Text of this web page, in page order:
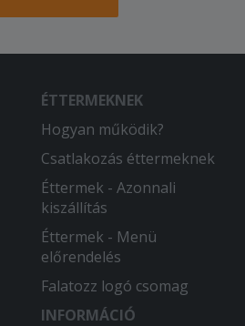
jó minőségű. Hamar
A 32cm-es túl
túl kevés. Jó lenne egy
bevezetése...
volt.
az étteremben és a
ÉTTERMEKNEK
Hogyan működik?
Csatlakozás éttermeknek
Éttermek - Azonnali
kiszállítás
Éttermek - Menü
előrendelés
Falatozz logó csomag
INFORMÁCIÓ